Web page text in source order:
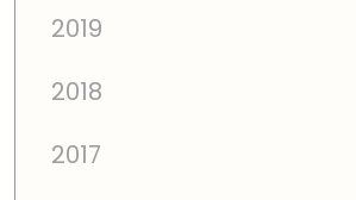
2019
2018
2017